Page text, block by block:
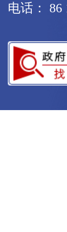
电话： 86